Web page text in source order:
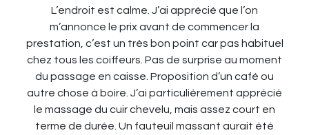
L’endroit est calme. J’ai apprécié que l’on
m’annonce le prix avant de commencer la
prestation, c’est un très bon point car pas habituel
chez tous les coiffeurs. Pas de surprise au moment
du passage en caisse. Proposition d’un café ou
autre chose à boire. J’ai particulièrement apprécié
le massage du cuir chevelu, mais assez court en
terme de durée. Un fauteuil massant aurait été